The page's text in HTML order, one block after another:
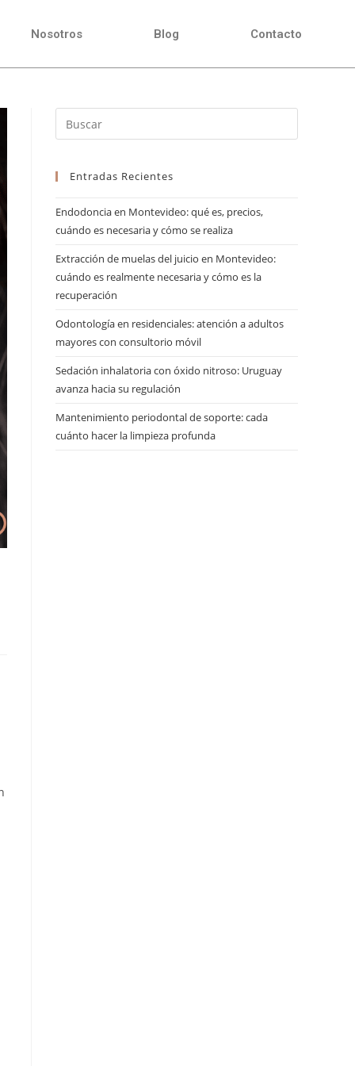
Nosotros Blog Contacto
Entradas Recientes
Endodoncia en Montevideo: qué es, precios,
cuándo es necesaria y cómo se realiza
Extracción de muelas del juicio en Montevideo:
cuándo es realmente necesaria y cómo es la
recuperación
Odontología en residenciales: atención a adultos
mayores con consultorio móvil
Sedación inhalatoria con óxido nitroso: Uruguay
avanza hacia su regulación
Mantenimiento periodontal de soporte: cada
cuánto hacer la limpieza profunda